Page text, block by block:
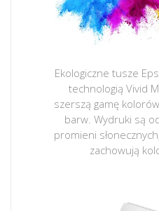
Ekologiczne tusze
technologią Vivid
szerszą gamę
barw. Wydruki są
promieni
zachowują